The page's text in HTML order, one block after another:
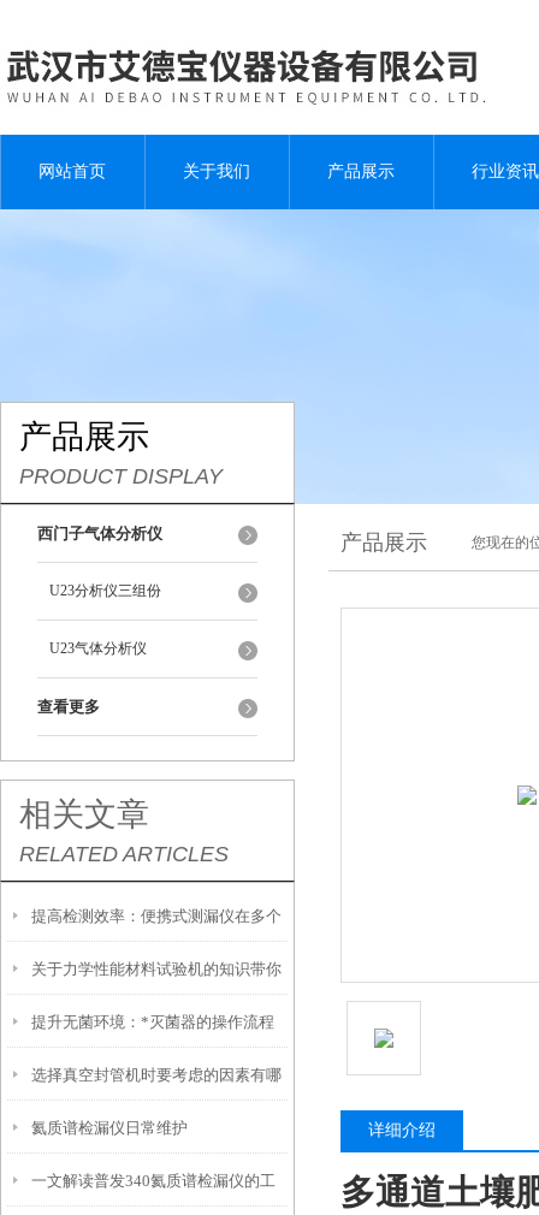
网站首页 关于我们 产品展示 行业资讯
产品展示
PRODUCT DISPLAY
西门子气体分析仪
U23分析仪三组份
U23气体分析仪
查看更多
相关文章
RELATED ARTICLES
提高检测效率：便携式测漏仪在多个
行业中的应用
关于力学性能材料试验机的知识带你
了解一下
提升无菌环境：*灭菌器的操作流程
与安全性
选择真空封管机时要考虑的因素有哪
些
氦质谱检漏仪日常维护
一文解读普发340氦质谱检漏仪的工
产品展示 您现在的
详细介绍
多通道土壤